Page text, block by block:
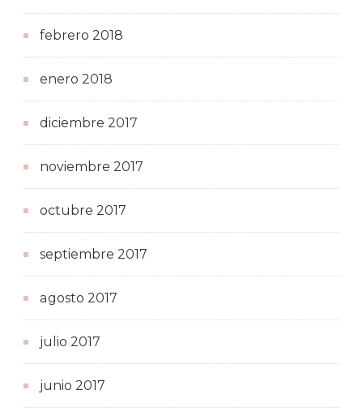
febrero 2018
enero 2018
diciembre 2017
noviembre 2017
octubre 2017
septiembre 2017
agosto 2017
julio 2017
junio 2017